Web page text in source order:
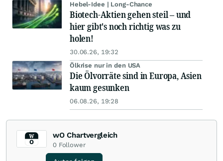
Hebel-Idee | Long-Chance
Biotech-Aktien gehen steil – und
hier gibt's noch richtig was zu
holen!
30.06.26, 19:32
Ölkrise nur in den USA
Die Ölvorräte sind in Europa, Asien
kaum gesunken
06.08.26, 19:28
wO Chartvergleich
0 Follower